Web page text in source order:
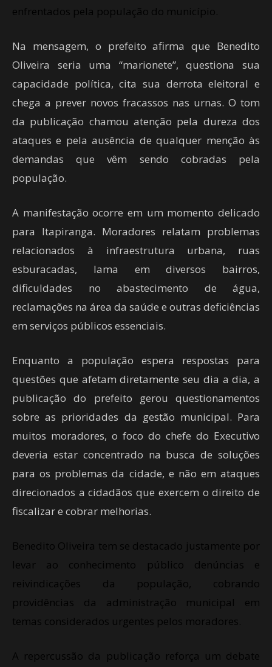
enfrentados pela população do município.
Na mensagem, o prefeito afirma que Benedito
Oliveira seria uma “marionete”, questiona sua
capacidade política, cita sua derrota eleitoral e
chega a prever novos fracassos nas urnas. O tom
da publicação chamou atenção pela dureza dos
ataques e pela ausência de qualquer menção às
demandas que vêm sendo cobradas pela
população.
A manifestação ocorre em um momento delicado
para Itapiranga. Moradores relatam problemas
relacionados à infraestrutura urbana, ruas
esburacadas, lama em diversos bairros,
dificuldades no abastecimento de água,
reclamações na área da saúde e outras deficiências
em serviços públicos essenciais.
Enquanto a população espera respostas para
questões que afetam diretamente seu dia a dia, a
publicação do prefeito gerou questionamentos
sobre as prioridades da gestão municipal. Para
muitos moradores, o foco do chefe do Executivo
deveria estar concentrado na busca de soluções
para os problemas da cidade, e não em ataques
direcionados a cidadãos que exercem o direito de
fiscalizar e cobrar melhorias.
Benedito Oliveira tem se destacado justamente por
levar ao conhecimento público denúncias e
reivindicações da população, cobrando
providências da administração municipal em
temas considerados urgentes pelos moradores.
A repercussão da publicação reforça um debate